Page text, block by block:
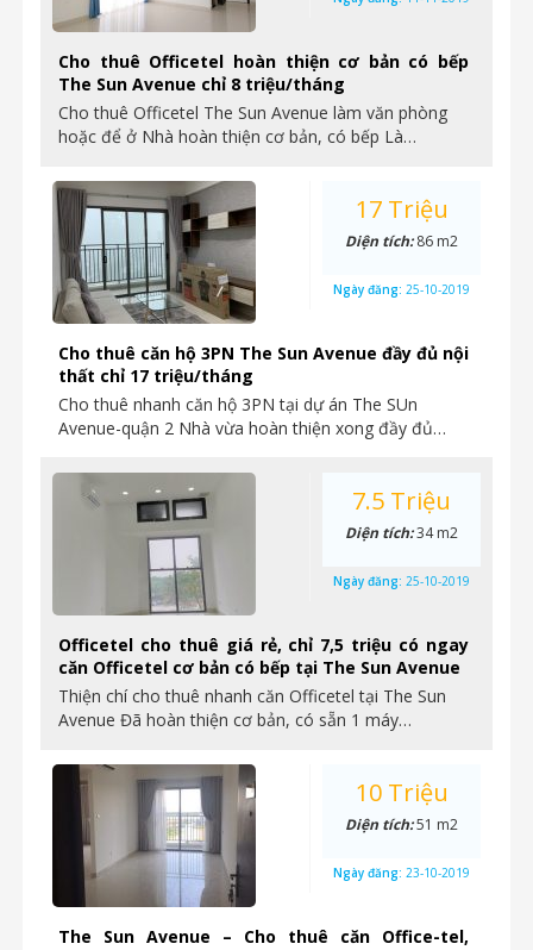
Cho thuê Officetel hoàn thiện cơ bản có bếp
The Sun Avenue chỉ 8 triệu/tháng
Cho thuê Officetel The Sun Avenue làm văn phòng
hoặc để ở Nhà hoàn thiện cơ bản, có bếp Là…
Cho thuê căn hộ 3PN The Sun Avenue đầy đủ nội
thất chỉ 17 triệu/tháng
Cho thuê nhanh căn hộ 3PN tại dự án The SUn
Avenue-quận 2 Nhà vừa hoàn thiện xong đầy đủ…
17 Triệu
Diện tích:86 m2
Ngày đăng: 25-10-2019
Officetel cho thuê giá rẻ, chỉ 7,5 triệu có ngay
căn Officetel cơ bản có bếp tại The Sun Avenue
Thiện chí cho thuê nhanh căn Officetel tại The Sun
Avenue Đã hoàn thiện cơ bản, có sẵn 1 máy…
7.5 Triệu
Diện tích:34 m2
Ngày đăng: 25-10-2019
The Sun Avenue – Cho thuê căn Office-tel,
10 Triệu
Diện tích:51 m2
Ngày đăng: 23-10-2019